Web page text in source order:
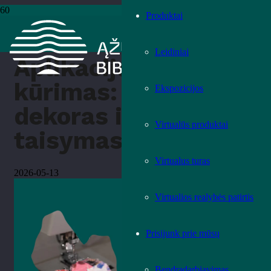
Produktai
Leidiniai
Ekspozicijos
Virtualūs produktai
Virtualus turas
Virtualios realybės patirtis
Prisijunk prie mūsų
Aplikacijų kūrimas: drabužių
dekoras ir taisymas
Aplikacijų
kūrimas: drabužių
dekoras ir
taisymas
2026-05-13